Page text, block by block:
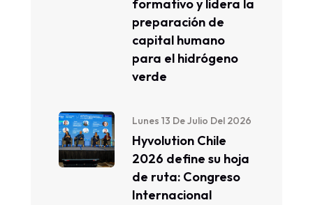
formativo y lidera la
preparación de
capital humano
para el hidrógeno
verde
Lunes 13 De Julio Del 2026
Hyvolution Chile
2026 define su hoja
de ruta: Congreso
Internacional